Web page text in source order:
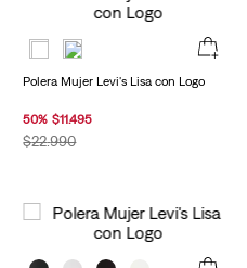
Polera Mujer Levi's Lisa con Logo
50% $11.495
$22.990